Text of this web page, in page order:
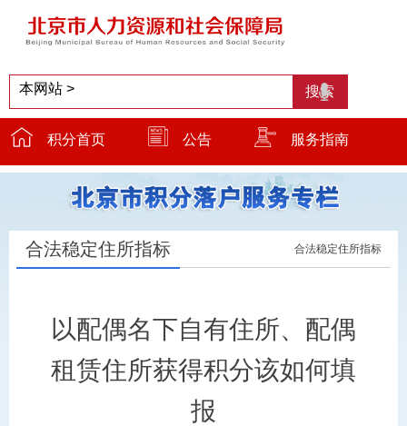
积分首页 公告 服务指南
服务窗口 温馨提示 小贴士
合法稳定住所指标 合法稳定住所指标
以配偶名下自有住所、配偶
租赁住所获得积分该如何填
报